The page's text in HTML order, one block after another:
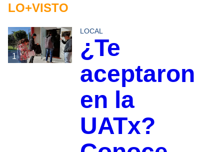
LO+VISTO
1
LOCAL
¿Te
aceptaron
en la
UATx?